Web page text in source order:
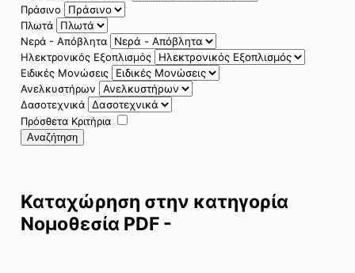
Πράσινο
Πλωτά
Νερά - Απόβλητα
Ηλεκτρονικός Εξοπλισμός
Ειδικές Μονώσεις
Ανελκυστήρων
Δασοτεχνικά
Πρόσθετα Κριτήρια
Αναζήτηση
Καταχώρηση στην κατηγορία
Νομοθεσία PDF -